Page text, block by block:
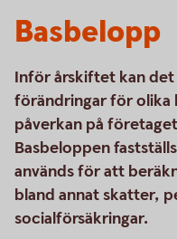
Basbelopp
Inför årskiftet kan det
förändringar för olika
påverkan på
Basbeloppen
används för att
bland annat skatter,
socialförsäkringar.